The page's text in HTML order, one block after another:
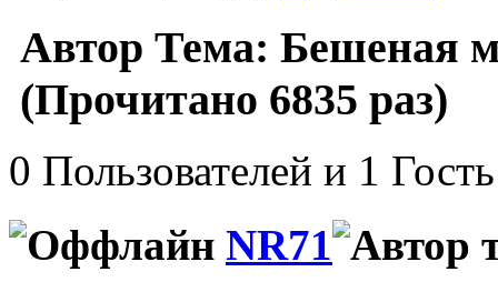
Автор Тема: Бешеная
(Прочитано 6835 раз)
0 Пользователей и 1
NR71